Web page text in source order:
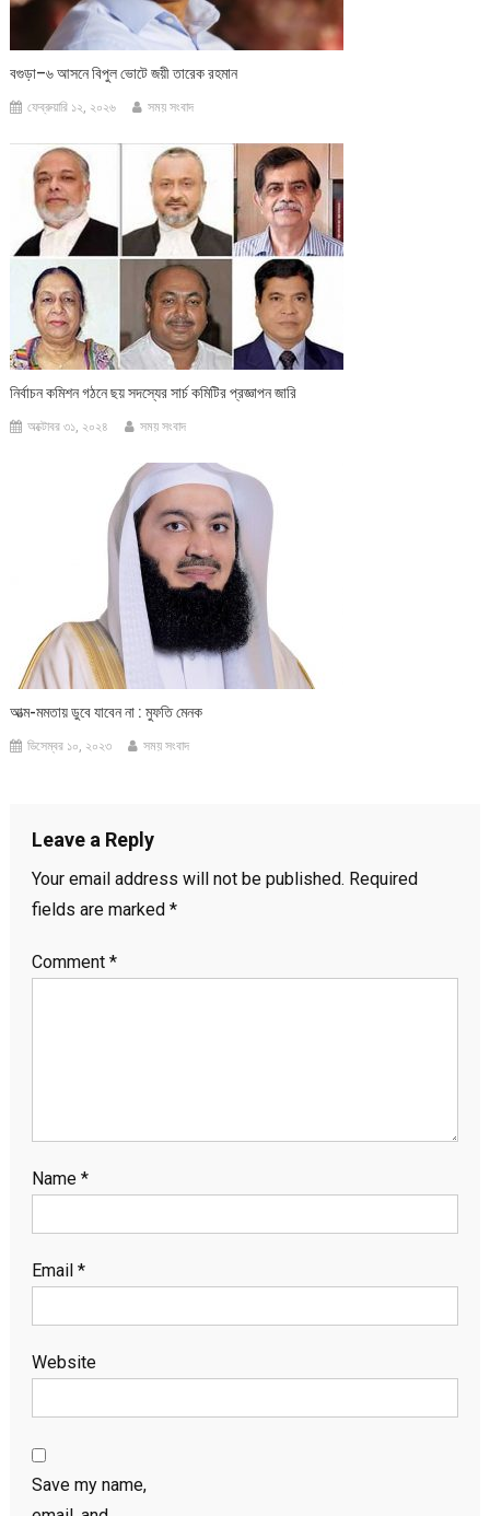
বগুড়া–৬ আসনে বিপুল ভোটে জয়ী তারেক রহমান
ফেব্রুয়ারি ১২, ২০২৬ সময় সংবাদ
নির্বাচন কমিশন গঠনে ছয় সদস্যের সার্চ কমিটির প্রজ্ঞাপন জারি
অক্টোবর ৩১, ২০২৪ সময় সংবাদ
আত্ম-মমতায় ডুবে যাবেন না : মুফতি মেনক
ডিসেম্বর ১০, ২০২৩ সময় সংবাদ
Leave a Reply
Your email address will not be published. Required
fields are marked *
Comment *
Name *
Email *
Website
Save my name,